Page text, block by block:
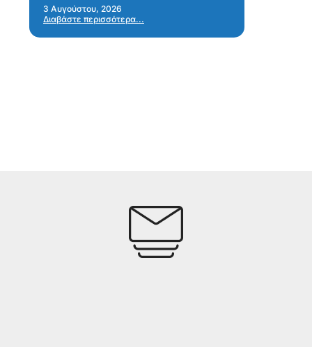
3 Αυγούστου, 2026
Διαβάστε περισσότερα...